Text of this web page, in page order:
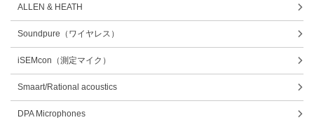
ALLEN & HEATH
Soundpure（ワイヤレス）
iSEMcon（測定マイク）
Smaart/Rational acoustics
DPA Microphones